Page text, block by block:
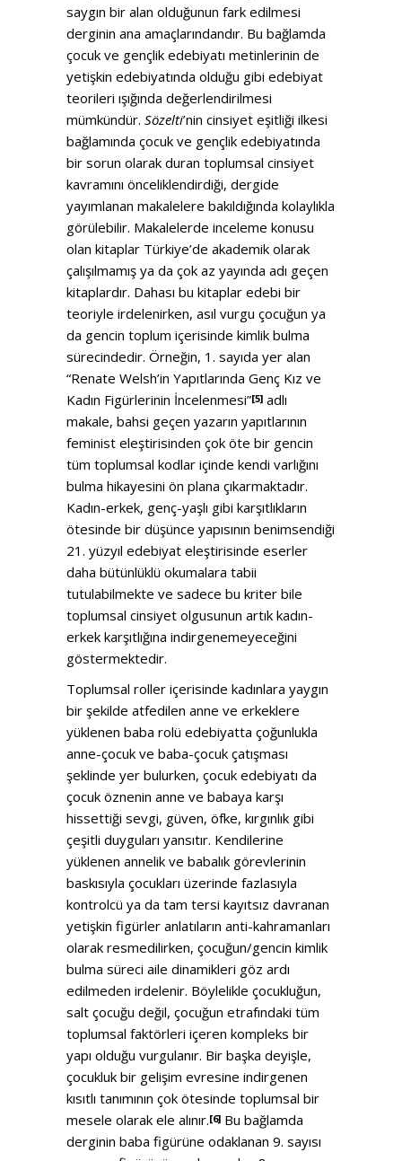
saygın bir alan olduğunun fark edilmesi
derginin ana amaçlarındandır. Bu bağlamda
çocuk ve gençlik edebiyatı metinlerinin de
yetişkin edebiyatında olduğu gibi edebiyat
teorileri ışığında değerlendirilmesi
mümkündür. Sözelti’nin cinsiyet eşitliği ilkesi
bağlamında çocuk ve gençlik edebiyatında
bir sorun olarak duran toplumsal cinsiyet
kavramını önceliklendirdiği, dergide
yayımlanan makalelere bakıldığında kolaylıkla
görülebilir. Makalelerde inceleme konusu
olan kitaplar Türkiye’de akademik olarak
çalışılmamış ya da çok az yayında adı geçen
kitaplardır. Dahası bu kitaplar edebi bir
teoriyle irdelenirken, asıl vurgu çocuğun ya
da gencin toplum içerisinde kimlik bulma
sürecindedir. Örneğin, 1. sayıda yer alan
“Renate Welsh’in Yapıtlarında Genç Kız ve
Kadın Figürlerinin İncelenmesi”[5] adlı
makale, bahsi geçen yazarın yapıtlarının
feminist eleştirisinden çok öte bir gencin
tüm toplumsal kodlar içinde kendi varlığını
bulma hikayesini ön plana çıkarmaktadır.
Kadın-erkek, genç-yaşlı gibi karşıtlıkların
ötesinde bir düşünce yapısının benimsendiği
21. yüzyıl edebiyat eleştirisinde eserler
daha bütünlüklü okumalara tabii
tutulabilmekte ve sadece bu kriter bile
toplumsal cinsiyet olgusunun artık kadın-
erkek karşıtlığına indirgenemeyeceğini
göstermektedir.
Toplumsal roller içerisinde kadınlara yaygın
bir şekilde atfedilen anne ve erkeklere
yüklenen baba rolü edebiyatta çoğunlukla
anne-çocuk ve baba-çocuk çatışması
şeklinde yer bulurken, çocuk edebiyatı da
çocuk öznenin anne ve babaya karşı
hissettiği sevgi, güven, öfke, kırgınlık gibi
çeşitli duyguları yansıtır. Kendilerine
yüklenen annelik ve babalık görevlerinin
baskısıyla çocukları üzerinde fazlasıyla
kontrolcü ya da tam tersi kayıtsız davranan
yetişkin figürler anlatıların anti-kahramanları
olarak resmedilirken, çocuğun/gencin kimlik
bulma süreci aile dinamikleri göz ardı
edilmeden irdelenir. Böylelikle çocukluğun,
salt çocuğu değil, çocuğun etrafındaki tüm
toplumsal faktörleri içeren kompleks bir
yapı olduğu vurgulanır. Bir başka deyişle,
çocukluk bir gelişim evresine indirgenen
kısıtlı tanımının çok ötesinde toplumsal bir
mesele olarak ele alınır.[6] Bu bağlamda
derginin baba figürüne odaklanan 9. sayısı